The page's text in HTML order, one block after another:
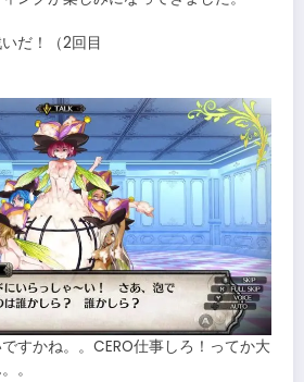
だ！（2回目
すかね。。CERO仕事しろ！ってか大
。